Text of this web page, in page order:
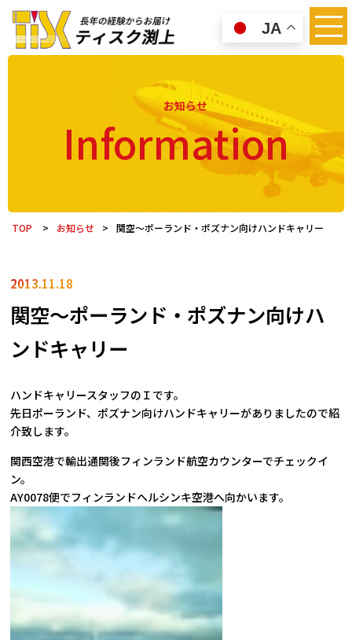
お知らせ
Information
TOP > お知らせ > 関空～ポーランド・ポズナン向けハンドキャリー
2013.11.18
関空～ポーランド・ポズナン向けハ
ンドキャリー
ハンドキャリースタッフのＩです。
先日ポーランド、ポズナン向けハンドキャリーがありましたので紹
介致します。
関西空港で輸出通関後フィンランド航空カウンターでチェックイ
ン。
AY0078便でフィンランドヘルシンキ空港へ向かいます。
JA